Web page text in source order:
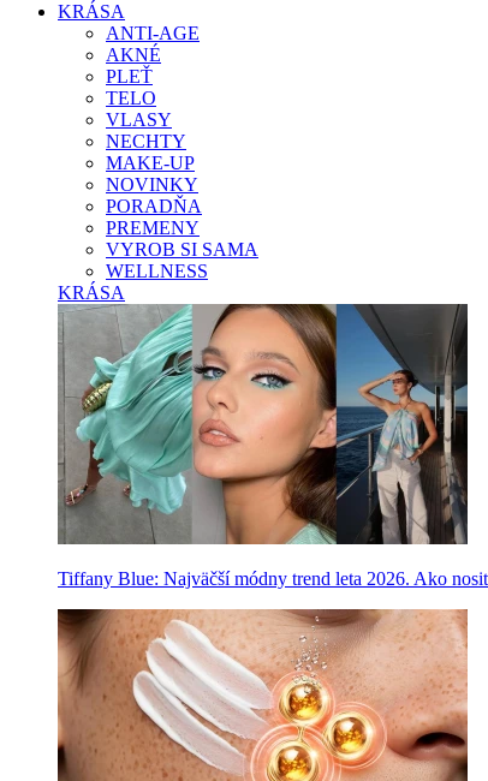
KRÁSA
ANTI-AGE
AKNÉ
PLEŤ
TELO
VLASY
NECHTY
MAKE-UP
NOVINKY
PORADŇA
PREMENY
VYROB SI SAMA
WELLNESS
KRÁSA
Tiffany Blue: Najväčší módny trend leta 2026. Ako